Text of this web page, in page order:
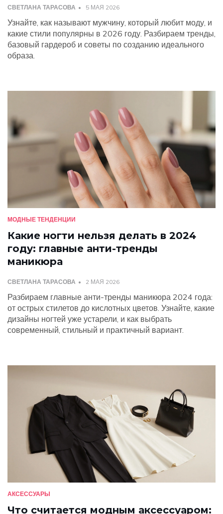
СВЕТЛАНА ТАРАСОВА 5 МАЯ 2026
Узнайте, как называют мужчину, который любит моду, и
какие стили популярны в 2026 году. Разбираем тренды,
базовый гардероб и советы по созданию идеального
образа.
МОДНЫЕ ТЕНДЕНЦИИ
Какие ногти нельзя делать в 2024
году: главные анти-тренды
маникюра
СВЕТЛАНА ТАРАСОВА 2 МАЯ 2026
Разбираем главные анти-тренды маникюра 2024 года:
от острых стилетов до кислотных цветов. Узнайте, какие
дизайны ногтей уже устарели, и как выбрать
современный, стильный и практичный вариант.
АКСЕССУАРЫ
Что считается модным аксессуаром: